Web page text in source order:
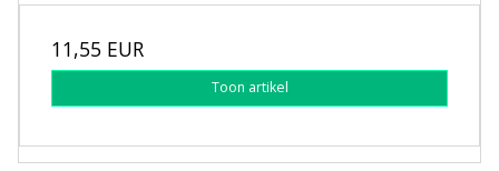
11,55 EUR
Toon artikel